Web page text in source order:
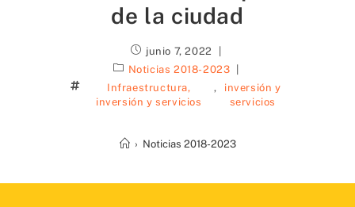
de la ciudad
junio 7, 2022
Noticias 2018-2023
Infraestructura,
inversión y servicios
,
inversión y
servicios
› Noticias 2018-2023